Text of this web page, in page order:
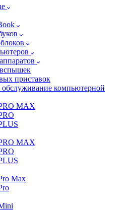
приставок
обслуживание компьютерной
MAX
MAX
Max